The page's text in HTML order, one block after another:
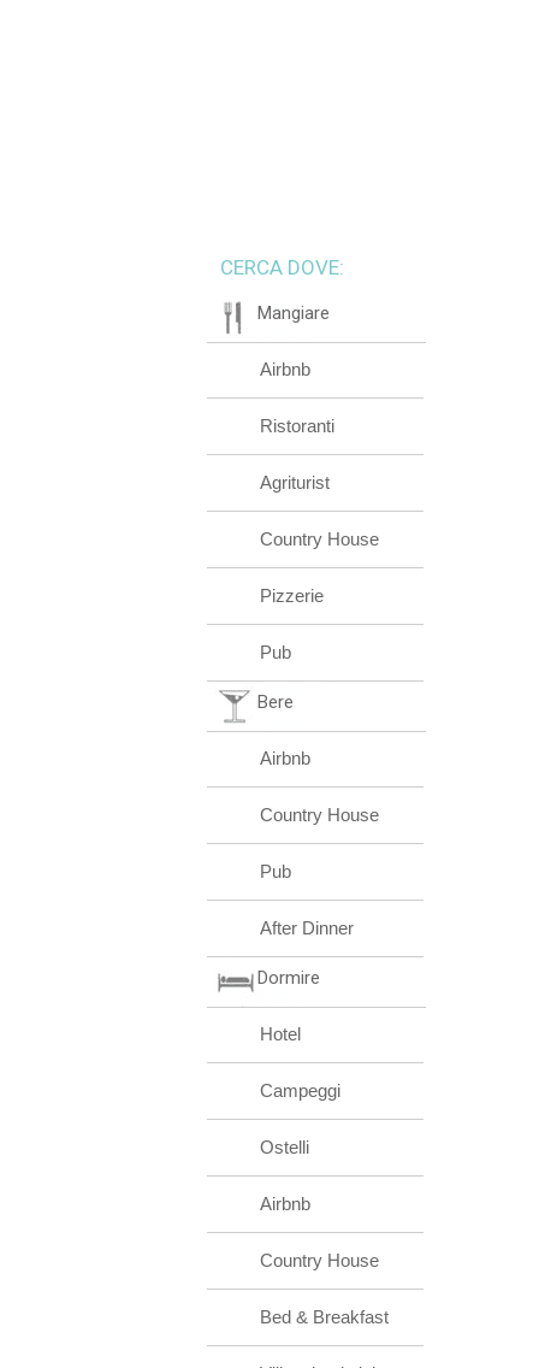
CERCA DOVE:
Mangiare
Airbnb
Ristoranti
Agriturist
Country House
Pizzerie
Pub
Bere
Airbnb
Country House
Pub
After Dinner
Dormire
Hotel
Campeggi
Ostelli
Airbnb
Country House
Bed & Breakfast